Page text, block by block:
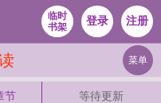
临时
书架
登录 注册
菜单
节 等待更新